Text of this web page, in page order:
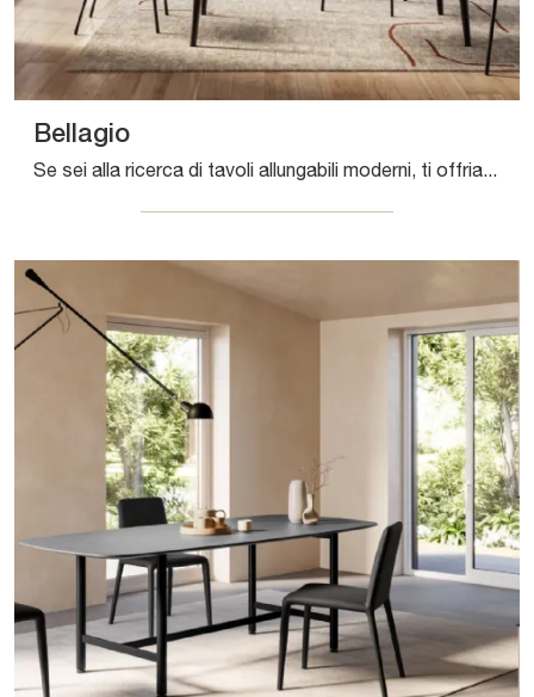
Bellagio
Se sei alla ricerca di tavoli allungabili moderni, ti offriamo il modello da cucina in laminato Bellagio del marchio Arredo3.